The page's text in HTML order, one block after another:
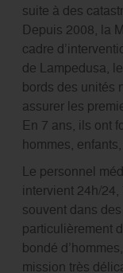
suite à des
Depuis 2008, la
cadre
de Lampedusa,
bords des unités
assurer les
En 7 ans, ils ont
hommes,
Le personnel
intervient 24h/24,
souvent dans
particulièrement
bondé
mission très